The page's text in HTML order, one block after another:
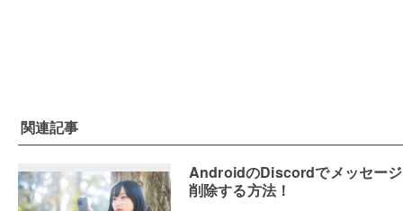
関連記事
AndroidのDiscordでメッセー
削除する方法！